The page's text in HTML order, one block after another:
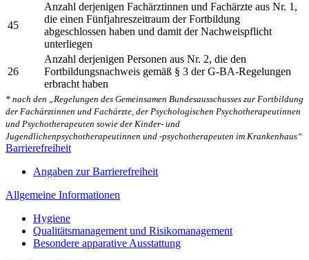
45
Anzahl derjenigen Fachärztinnen und Fachärzte aus Nr. 1,
die einen Fünfjahreszeitraum der Fortbildung
abgeschlossen haben und damit der Nachweispflicht
unterliegen
26
Anzahl derjenigen Personen aus Nr. 2, die den
Fortbildungsnachweis gemäß § 3 der G-BA-Regelungen
erbracht haben
* nach den „Regelungen des Gemeinsamen Bundesausschusses zur Fortbildung
der Fachärztinnen und Fachärzte, der Psychologischen Psychotherapeutinnen
und Psychotherapeuten sowie der Kinder- und
Jugendlichenpsychotherapeutinnen und -psychotherapeuten im Krankenhaus“
Barrierefreiheit
Angaben zur Barrierefreiheit
Allgemeine Informationen
Hygiene
Qualitätsmanagement und Risikomanagement
Besondere apparative Ausstattung